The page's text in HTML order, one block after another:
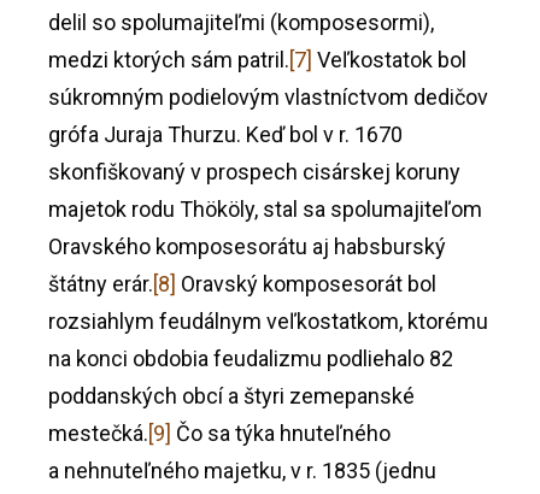
delil so spolumajiteľmi (komposesormi),
medzi ktorých sám patril.[7] Veľkostatok bol
súkromným podielovým vlastníctvom dedičov
grófa Juraja Thurzu. Keď bol v r. 1670
skonfiškovaný v prospech cisárskej koruny
majetok rodu Thököly, stal sa spolumajiteľom
Oravského komposesorátu aj habsburský
štátny erár.[8] Oravský komposesorát bol
rozsiahlym feudálnym veľkostatkom, ktorému
na konci obdobia feudalizmu podliehalo 82
poddanských obcí a štyri zemepanské
mestečká.[9] Čo sa týka hnuteľného
a nehnuteľného majetku, v r. 1835 (jednu